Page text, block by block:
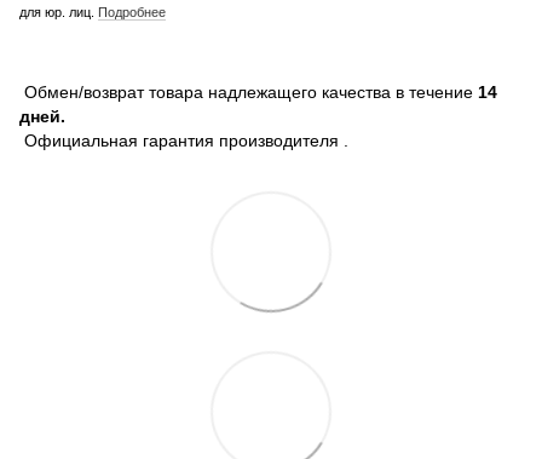
для юр. лиц. Подробнее
Обмен/возврат товара надлежащего качества в течение 14
дней.
Официальная гарантия производителя .